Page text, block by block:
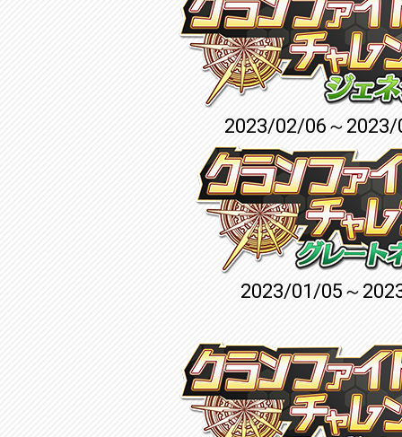
2023/02/06～
2023/01/05～